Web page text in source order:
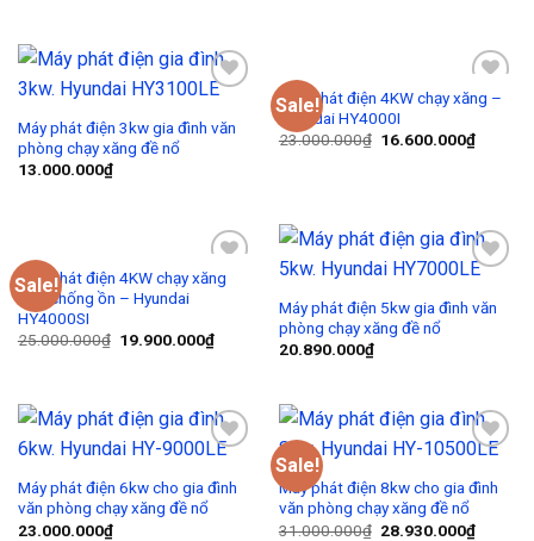
Wishlist
Máy phát điện 3kw gia đình văn
phòng chạy xăng đề nổ
13.000.000₫
Sale!
Add to
Máy phát điện 4KW chạy xăng –
Hyundai HY4000I
23.000.000₫ 16.600.000₫
Sale!
Add to
Máy phát điện 4KW chạy xăng
siêu chống ồn – Hyundai
HY4000SI
25.000.000₫ 19.900.000₫
Wishlist
Máy phát điện 5kw gia đình văn
phòng chạy xăng đề nổ
20.890.000₫
Wishlist
Máy phát điện 6kw cho gia đình
văn phòng chạy xăng đề nổ
23.000.000₫
Sale!
Wishlist
Máy phát điện 8kw cho gia đình
văn phòng chạy xăng đề nổ
31.000.000₫ 28.930.000₫